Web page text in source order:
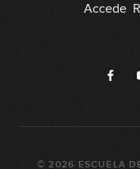
Accede
©2026 ESCUELA